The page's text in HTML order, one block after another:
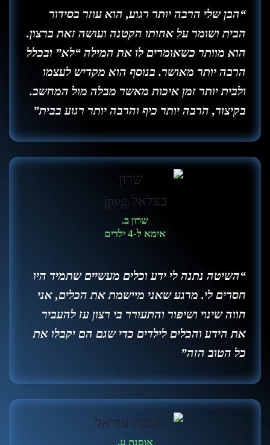
“הבן שלי הרבה יותר רגוע, הוא עוזר בסידור
הבית ושומר על אחותו הקטנה ועושה זאת ברצון.
הוא מוותר כשאומרים לו את המילה “לא” ובכלל
הרבה יותר מאושר. בנוסף הוא מקדיש לעצמו
ולבית יותר זמן איכות מאשר מבלה מול המחשב.
בקיצור, הרבה יותר כיף והרבה יותר רגוע בבית”
שרון ב.
אימא ל-4 ילדים
“השיטה נתנה לי ידע וכלים מעשיים שתמיד היו
חסרים לי. מרגע שאני מיישמת את הכלים, אני
חווה שינוי ושיפור והתעורר בי רצון עז להעביר
את הידע והכלים לילדים כדי שגם הם יקבלו את
כל הטוב הזה”
אוסנת ע.